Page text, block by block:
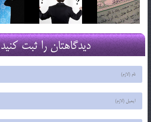
دیدگاهتان را ثبت کنید